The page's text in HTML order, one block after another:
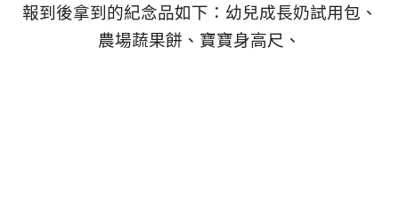
報到後拿到的紀念品如下：幼兒成長奶試用包、
農場蔬果餅、 寶寶身高尺、